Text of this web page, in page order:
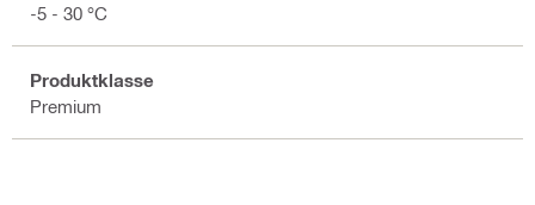
-5 - 30 °C
Produktklasse
Premium